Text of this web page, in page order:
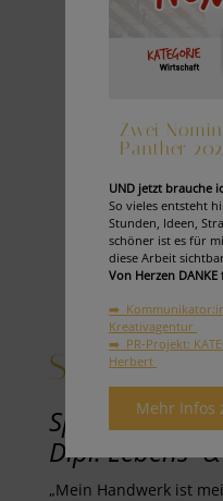
Silvia Gaich
Sprecherin,
Dipl. Lebens-
„Mein Handwerk ist
Zwei
Panther
UND jetzt brauche
So vieles entsteht
Stunden, Ideen,
schöner ist es für
diese Arbeit
Von Herzen
➡️ Kommunikator:in
Kreativagentur
➡️ PR-Projekt:
Herbert
Mehr Infos